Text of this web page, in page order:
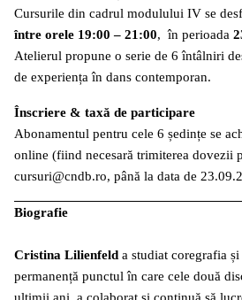
Cursurile din cadrul modulului IV se
între orele 19:00 – 21:00, în perioada
Atelierul propune o serie de 6 întâlniri
de experiența în dans contemporan.
Înscriere & taxă de participare
Abonamentul pentru cele 6 ședințe se
online (fiind necesară trimiterea dovezii
cursuri@cndb.ro, până la data de
Biografie
Cristina Lilienfeld a studiat coregrafia
permanență punctul în care cele două
ultimii ani, a colaborat și continuă să